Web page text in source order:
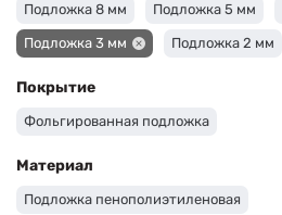
Подложка 8 мм Подложка 5 мм
Подложка 3 мм Подложка 2 мм
Покрытие
Фольгированная подложка
Материал
Подложка пенополиэтиленовая